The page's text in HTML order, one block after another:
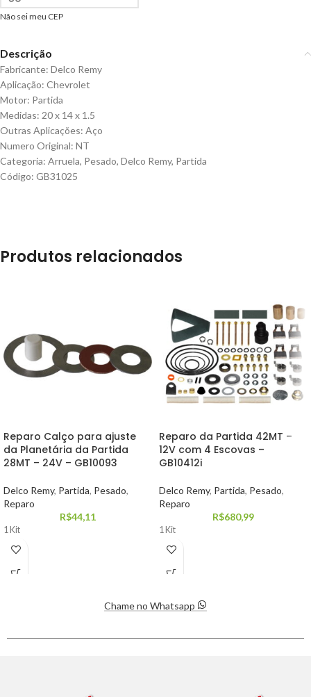
Não sei meu CEP
Descrição
Fabricante: Delco Remy
Aplicação: Chevrolet
Motor: Partida
Medidas: 20 x 14 x 1.5
Outras Aplicações: Aço
Numero Original: NT
Categoria: Arruela, Pesado, Delco Remy, Partida
Código: GB31025
Produtos relacionados
Reparo Calço para ajuste
da Planetária da Partida
28MT – 24V – GB10093
Delco Remy, Partida, Pesado,
Reparo
R$44,11
1 Kit
Reparo da Partida 42MT –
12V com 4 Escovas –
GB10412i
Delco Remy, Partida, Pesado,
Reparo
R$680,99
1 Kit
Chame no Whatsapp